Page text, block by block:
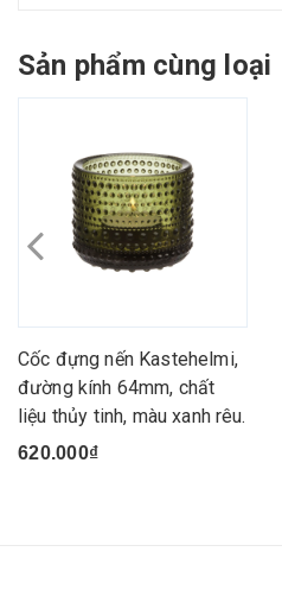
Sản phẩm cùng loại
Cốc đựng nến Kastehelmi,
đường kính 64mm, chất
liệu thủy tinh, màu xanh rêu.
620.000₫